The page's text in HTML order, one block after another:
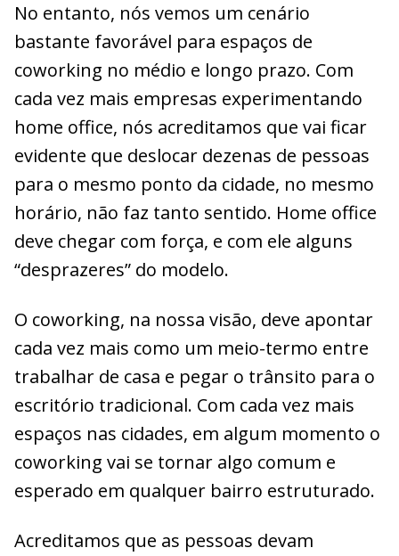
No entanto, nós vemos um cenário
bastante favorável para espaços de
coworking no médio e longo prazo. Com
cada vez mais empresas experimentando
home office, nós acreditamos que vai ficar
evidente que deslocar dezenas de pessoas
para o mesmo ponto da cidade, no mesmo
horário, não faz tanto sentido. Home office
deve chegar com força, e com ele alguns
“desprazeres” do modelo.
O coworking, na nossa visão, deve apontar
cada vez mais como um meio-termo entre
trabalhar de casa e pegar o trânsito para o
escritório tradicional. Com cada vez mais
espaços nas cidades, em algum momento o
coworking vai se tornar algo comum e
esperado em qualquer bairro estruturado.
Acreditamos que as pessoas devam